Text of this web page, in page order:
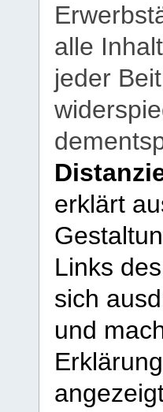
alle
jeder
erklärt
Links
sich
und